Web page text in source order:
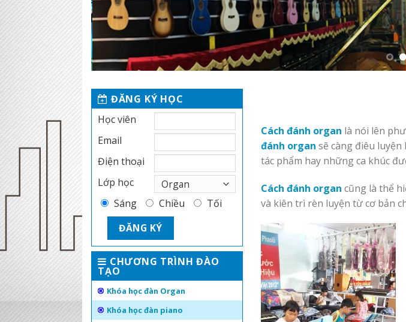
ĐĂNG KÝ HỌC
Học viên
Email
Điện thoại
Lớp học
Sáng
Chiều Tối
CHƯƠNG TRÌNH ĐÀO
TẠO
Khóa học đàn Organ
Khóa học đàn piano
Cách đánh organ là nói lên
đánh organ sẽ càng điêu
tác phẩm hay những ca khúc
Cách đánh organ cũng là thể
và kiên trì rèn luyện từ cơ bản